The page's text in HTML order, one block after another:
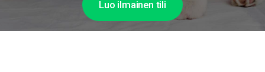
Luo ilmainen tili